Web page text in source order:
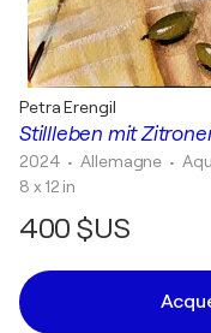
Stillleben mit
Petra Erengil
2024 • Allemagne •
8 x 12 in
400 $US